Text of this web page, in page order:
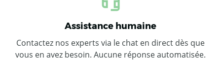
Assistance humaine
Contactez nos experts via le chat en direct dès que
vous en avez besoin. Aucune réponse automatisée.